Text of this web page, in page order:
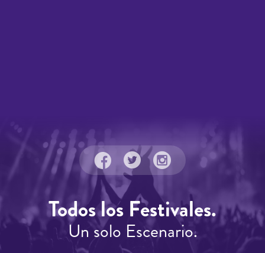
Todos los Festivales.
Un solo Escenario.